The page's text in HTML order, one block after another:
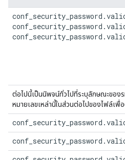
ต่อไปนี้เป็นนิพจน์ทั่วไปที่ระบุลักษณะของ
หมายเลขเหล่านี้ในส่วนต่อไปของไฟล์เ